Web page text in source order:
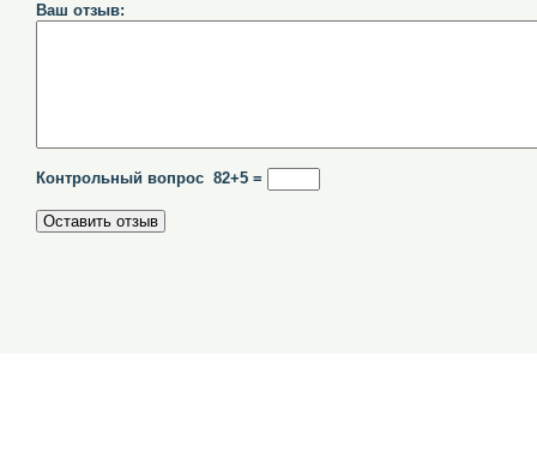
Ваш отзыв:
Контрольный вопрос 82+5 =